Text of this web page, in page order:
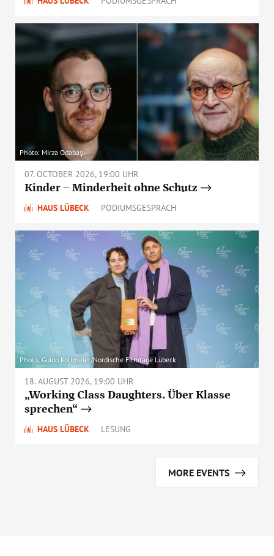
Photo: Mirza Odabaşı
07. OCTOBER 2026, 19:00 UHR
Kinder – Minderheit ohne Schutz
HAUS LÜBECK PODIUMSGESPRÄCH
Photo: Guido Kollmeier/Nordische Filmtage Lübeck
18. AUGUST 2026, 19:00 UHR
„Working Class Daughters. Über Klasse
sprechen“
HAUS LÜBECK LESUNG
MORE EVENTS